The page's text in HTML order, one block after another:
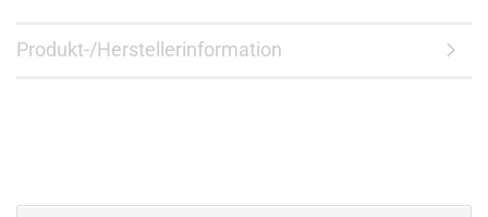
Produkt-/Herstellerinformation